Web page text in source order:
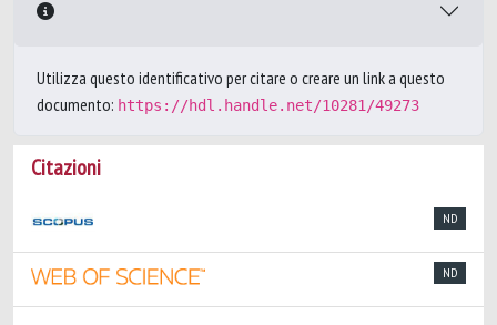
Utilizza questo identificativo per citare o creare un link a questo
documento: https://hdl.handle.net/10281/49273
Citazioni
ND
ND